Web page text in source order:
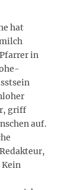
hat
in
griff
auf.
Kein